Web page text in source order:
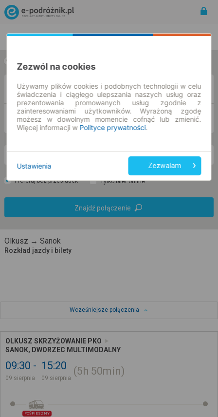
w jedną stronę
-- : --
Preferuj bez przesiadek Tylko bilet online
Znajdź połączenie
Olkusz → Sanok
Rozkład jazdy i bilety
Wcześniejsze połączenia
OLKUSZ SKRZYŻOWANIE PKO
SANOK, DWORZEC MULTIMODALNY
09:30
09 sierpnia
15:20
09 sierpnia
5h 50min
POŚPIESZNY
Zezwól na cookies
Używamy plików cookies i podobnych technologii w celu
świadczenia i ciągłego ulepszania naszych usług oraz
prezentowania promowanych usług zgodnie z
zainteresowaniami użytkowników. Wyrażoną zgodę
możesz w dowolnym momencie cofnąć lub zmienić.
Więcej informacji w Polityce prywatności.
Ustawienia Zezwalam